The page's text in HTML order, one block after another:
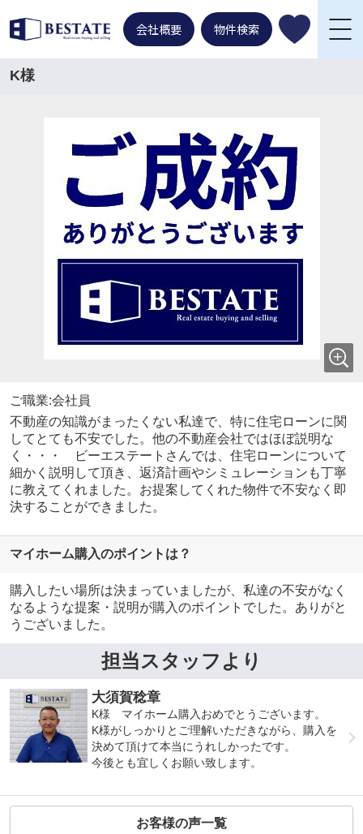
会社概要 物件検索
K様
ご職業:会社員
不動産の知識がまったくない私達で、特に住宅ローンに関
してとても不安でした。他の不動産会社ではほぼ説明な
く・・・ ビーエステートさんでは、住宅ローンについて
細かく説明して頂き、返済計画やシミュレーションも丁寧
に教えてくれました。お提案してくれた物件で不安なく即
決することができました。
マイホーム購入のポイントは？
購入したい場所は決まっていましたが、私達の不安がなく
なるような提案・説明が購入のポイントでした。ありがと
うございました。
担当スタッフより
大須賀稔章
K様 マイホーム購入おめでとうございます。
K様がしっかりとご理解いただきながら、購入を
決めて頂けて本当にうれしかったです。
今後とも宜しくお願い致します。
お客様の声一覧